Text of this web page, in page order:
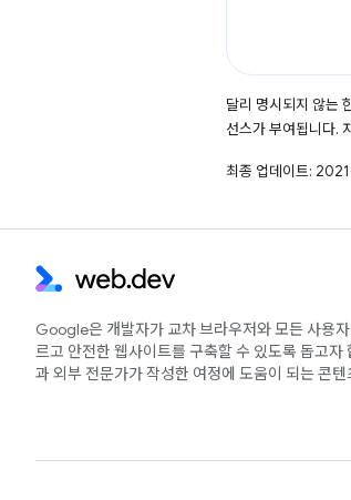
달리 명시되지 않는
선스가 부여됩니다.
최종 업데이트:
Google은 개발자가 교차 브라우저와 모든 사용
르고 안전한 웹사이트를 구축할 수 있도록 돕고
과 외부 전문가가 작성한 여정에 도움이 되는 콘